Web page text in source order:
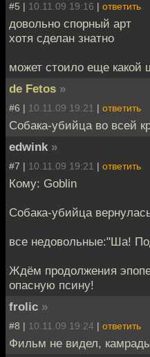
#5 | 10.11.09 19:16 | ответить
довольно спорный арт
хотя сделан знатно
может стоило еще какой
de Fetos »
#6 | 10.11.09 19:21 | ответить
Собака-убийца во всей
edwink »
#7 | 10.11.09 19:21 | ответить
Кому: Goblin
Собака-убийца
все недовольные:"Ша!
Ждём продолжения
опасную псину!
frolic »
#8 | 10.11.09 19:24 | ответить
Фильм не видел,